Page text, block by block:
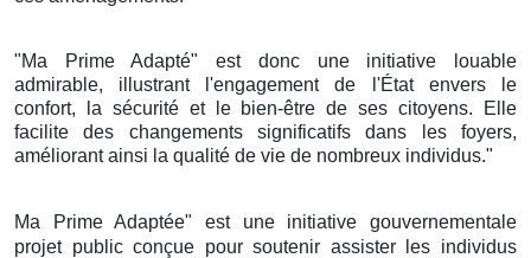
"Ma Prime Adapté" est donc une initiative louable
admirable, illustrant l'engagement de l'État envers le
confort, la sécurité et le bien-être de ses citoyens. Elle
facilite des changements significatifs dans les foyers,
améliorant ainsi la qualité de vie de nombreux individus."
Ma Prime Adaptée" est une initiative gouvernementale
projet public conçue pour soutenir assister les individus